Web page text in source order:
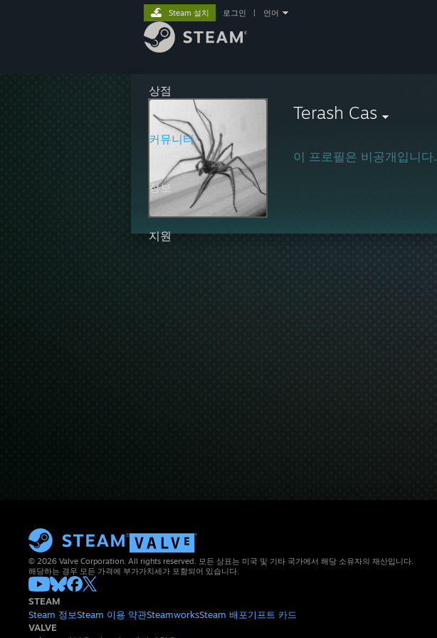
상점
커뮤니티
정보
지원
Steam 설치 로그인 언어
Terash Cas
이 프로필은 비공개입니다.
© 2026 Valve Corporation. All rights reserved. 모든 상표는 미국 및 기타 국가에서 해당 소유자의 재산입니다.
해당하는 경우 모든 가격에 부가가치세가 포함되어 있습니다.
STEAM
Steam 정보Steam 이용 약관SteamworksSteam 배포기프트 카드
VALVE